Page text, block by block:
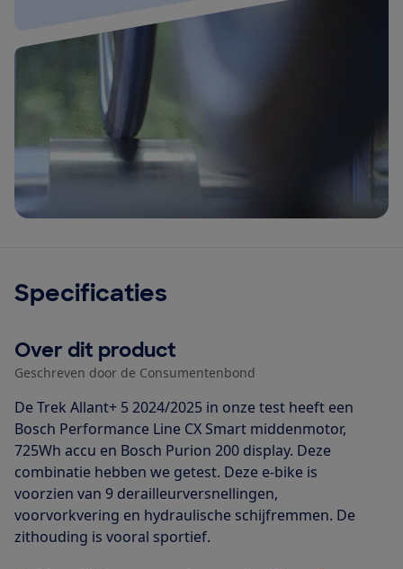
Specificaties
Over dit product
Geschreven door de Consumentenbond
De Trek Allant+ 5 2024/2025 in onze test heeft een
Bosch Performance Line CX Smart middenmotor,
725Wh accu en Bosch Purion 200 display. Deze
combinatie hebben we getest. Deze e-bike is
voorzien van 9 derailleurversnellingen,
voorvorkvering en hydraulische schijfremmen. De
zithouding is vooral sportief.